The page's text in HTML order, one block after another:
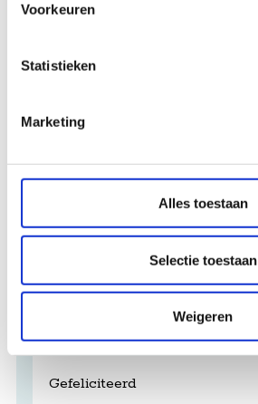
Voorkeuren
Statistieken
Marketing
Alles toestaan
Selectie toestaan
Weigeren
Gefeliciteerd
veelvoorkomende valkuil voor
Gefeliciteerd